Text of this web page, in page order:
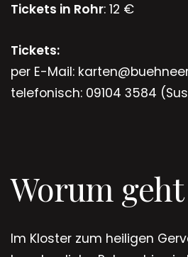
Tickets in Rohr: 12 €
Tickets:
per E-Mail:
telefonisch: 09104 3584
Worum geht
Im Kloster zum heiligen